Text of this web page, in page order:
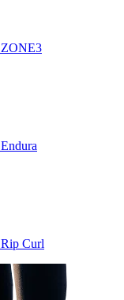
ZONE3
Endura
Rip Curl